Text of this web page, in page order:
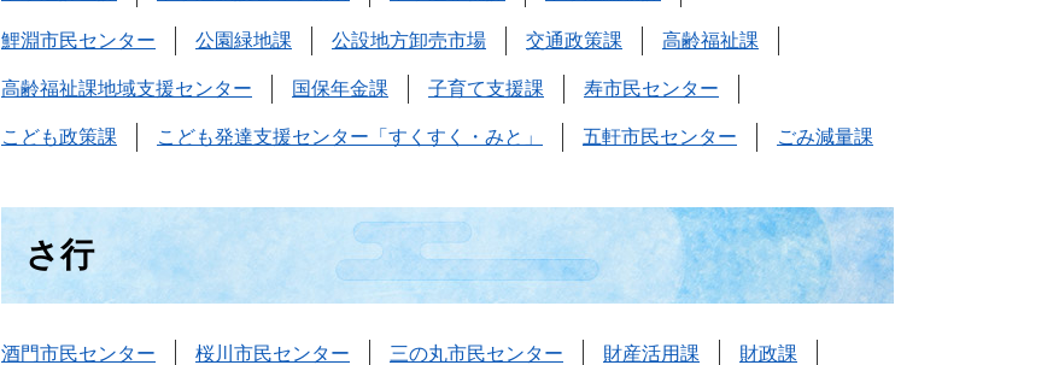
鯉淵市民センター 公園緑地課 公設地方卸売市場 交通政策課 高齢福祉課
高齢福祉課地域支援センター 国保年金課 子育て支援課 寿市民センター
こども政策課 こども発達支援センター「すくすく・みと」 五軒市民センター ごみ減量課
さ行
酒門市民センター 桜川市民センター 三の丸市民センター 財産活用課 財政課